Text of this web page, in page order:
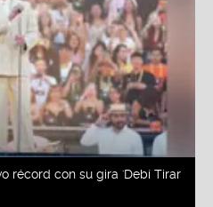
récord con su gira 'Debí Tirar